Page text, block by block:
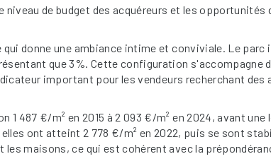
de budget des acquéreurs et les
donne une ambiance intime et conviviale. Le
que 3%. Cette configuration s'accompagne
important pour les vendeurs recherchant des
487 €/m² en 2015 à 2 093 €/m² en 2024, avant une
ont atteint 2 778 €/m² en 2022, puis se sont
maisons, ce qui est cohérent avec la